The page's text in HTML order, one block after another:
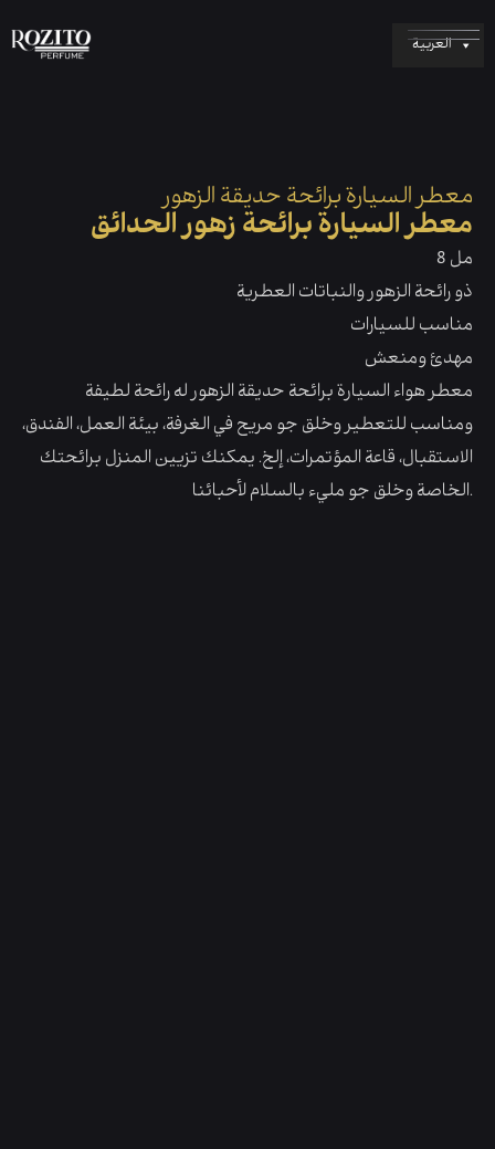
العربية
معطر السيارة برائحة حديقة الزهور
معطر السيارة برائحة زهور الحدائق
8 مل
ذو رائحة الزهور والنباتات العطرية
مناسب للسيارات
مهدئ ومنعش
معطر هواء السيارة برائحة حديقة الزهور له رائحة لطيفة
ومناسب للتعطير وخلق جو مريح في الغرفة، بيئة العمل، الفندق،
الاستقبال، قاعة المؤتمرات، إلخ. يمكنك تزيين المنزل برائحتك
الخاصة وخلق جو مليء بالسلام لأحبائنا.